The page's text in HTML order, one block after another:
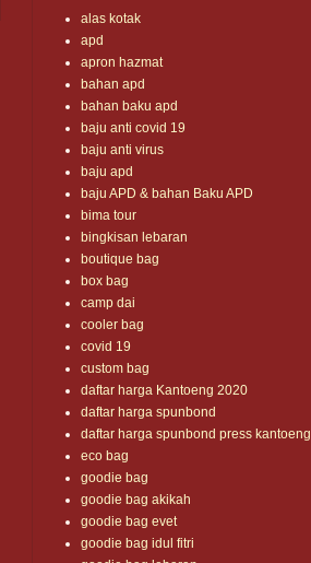
alas kotak
apd
apron hazmat
bahan apd
bahan baku apd
baju anti covid 19
baju anti virus
baju apd
baju APD & bahan Baku APD
bima tour
bingkisan lebaran
boutique bag
box bag
camp dai
cooler bag
covid 19
custom bag
daftar harga Kantoeng 2020
daftar harga spunbond
daftar harga spunbond press kantoeng
eco bag
goodie bag
goodie bag akikah
goodie bag evet
goodie bag idul fitri